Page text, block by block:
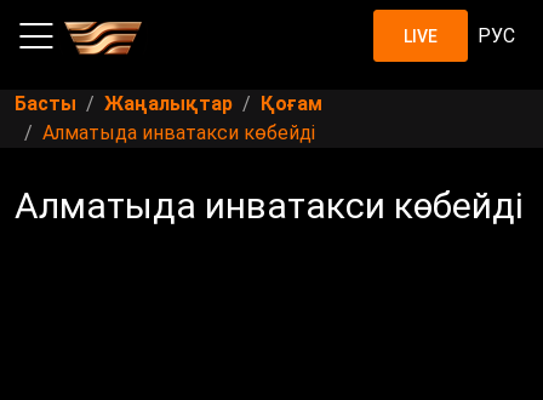
LIVE РУС
Басты Жаңалықтар
Қоғам
Алматыда инватакси көбейді
Алматыда инватакси көбейді